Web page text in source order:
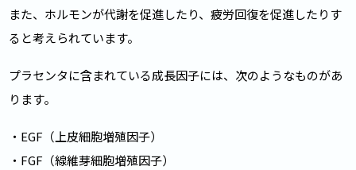
また、ホルモンが代謝を促進したり、疲労回復を促進したりす
ると考えられています。
プラセンタに含まれている成長因子には、次のようなものがあ
ります。
・EGF（上皮細胞増殖因子）
・FGF（線維芽細胞増殖因子）